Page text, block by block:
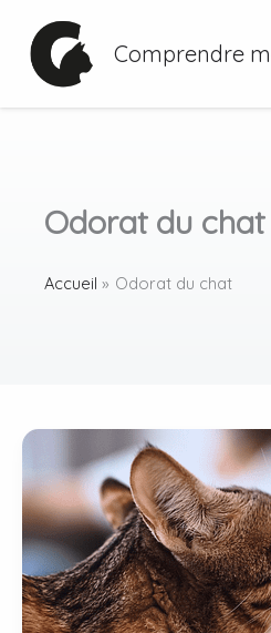
contenu
Comprendre
Odorat du chat
Accueil Odorat du chat